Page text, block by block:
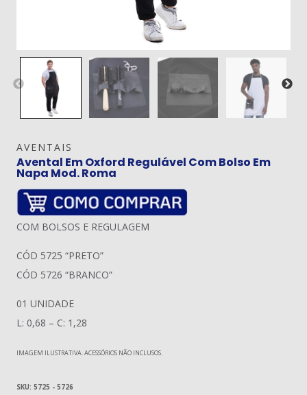
AVENTAIS
Avental Em Oxford Regulável Com Bolso Em
Napa Mod. Roma
COM BOLSOS E REGULAGEM
CÓD 5725 “PRETO”
CÓD 5726 “BRANCO”
01 UNIDADE
L: 0,68 – C: 1,28
IMAGEM ILUSTRATIVA. ACESSÓRIOS NÃO INCLUSOS.
SKU: 5725 - 5726